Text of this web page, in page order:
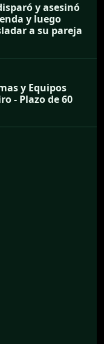
y asesinó
y luego
a su pareja
y Equipos
- Plazo de 60